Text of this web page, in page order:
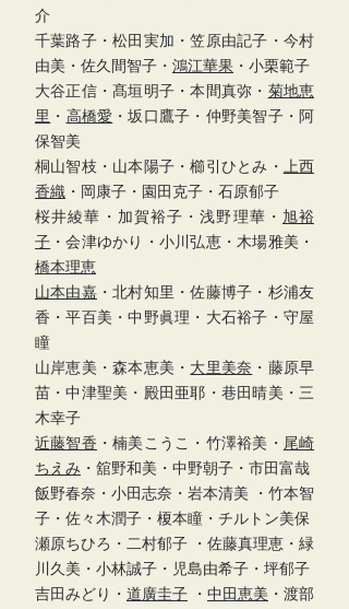
介
千葉路子・松田実加・笠原由記子・今村
由美・佐久間智子・ 鴻江華果 ・小栗範子
大谷正信・髙垣明子・本間真弥・ 菊地恵
里 ・ 高橋愛 ・坂口鷹子・仲野美智子・阿
保智美
桐山智枝・山本陽子・櫛引ひとみ・
上西
香織 ・岡康子・園田克子・石原郁子
桜井綾華・加賀裕子・浅野理華・ 旭裕
子 ・会津ゆかり・小川弘恵・木場雅美・
橋本理恵
山本由嘉・北村知里・佐藤博子・杉浦友
香・平百美・中野眞理・大石裕子・守屋
瞳
山岸恵美・森本恵美・ 大里美奈 ・藤原早
苗・中津聖美・殿田亜耶・巷田晴美・三
木幸子
近藤智香 ・楠美こうこ ・竹澤裕美・ 尾崎
ちえみ ・舘野和美・中野朝子・市田富哉
飯野春奈・小田志奈・岩本清美 ・竹本智
子・佐々木潤子・榎本瞳・チルトン美保
瀬原ちひろ・二村郁子 ・佐藤真理恵・緑
川久美・小林誠子・児島由希子・坪郁子
吉田みどり・ 道廣圭子 ・ 中田恵美 ・渡部